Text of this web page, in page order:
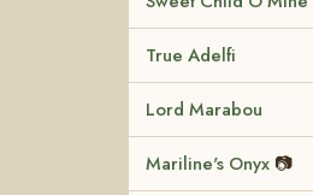
True Adelfi
Lord Marabou
Mariline's Onyx 📷